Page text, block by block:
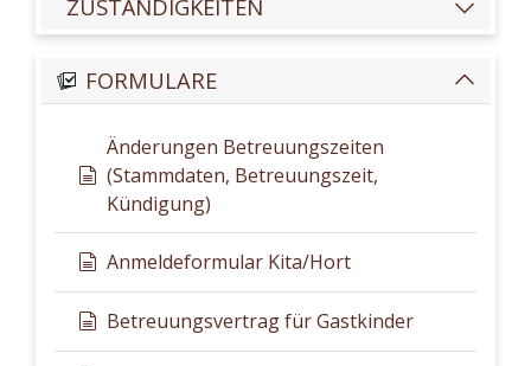
FORMULARE
Änderungen Betreuungszeiten
(Stammdaten, Betreuungszeit,
Kündigung)
Anmeldeformular Kita/Hort
Betreuungsvertrag für Gastkinder
ZUSTÄNDIGKEITEN